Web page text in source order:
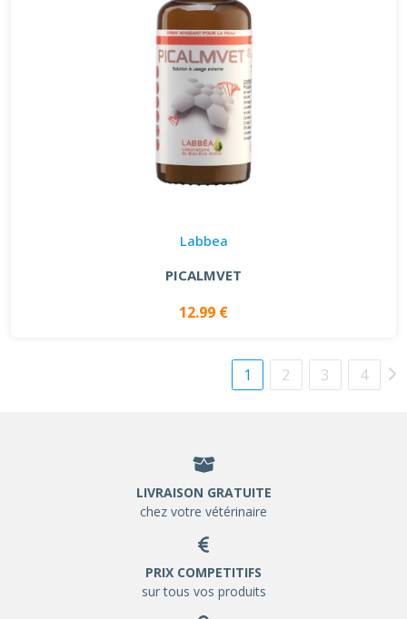
Labbea
PICALMVET
12.99 €
1 2 3 4
LIVRAISON GRATUITE
chez votre vétérinaire
PRIX COMPETITIFS
sur tous vos produits